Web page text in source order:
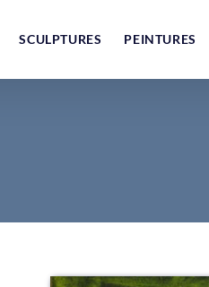
SCULPTURES PEINTURES